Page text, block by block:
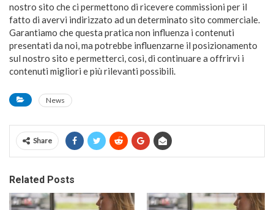
nostro sito che ci permettono di ricevere commissioni per il
fatto di avervi indirizzato ad un determinato sito commerciale.
Garantiamo che questa pratica non influenza i contenuti
presentati da noi, ma potrebbe influenzarne il posizionamento
sul nostro sito e permetterci, così, di continuare a offrirvi i
contenuti migliori e più rilevanti possibili.
News
Share
Related Posts